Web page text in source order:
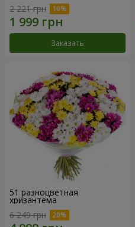
2 221 грн
Заказать
51 разноцветная
хризантема
6 249 грн